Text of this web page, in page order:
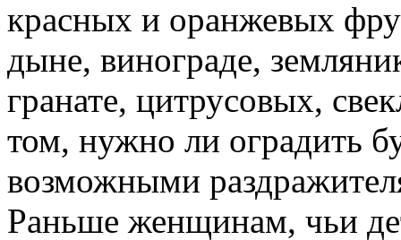
красных и оранжевых
дыне, винограде,
гранате, цитрусовых,
том, нужно ли оградить
возможными
Раньше женщинам, чьи